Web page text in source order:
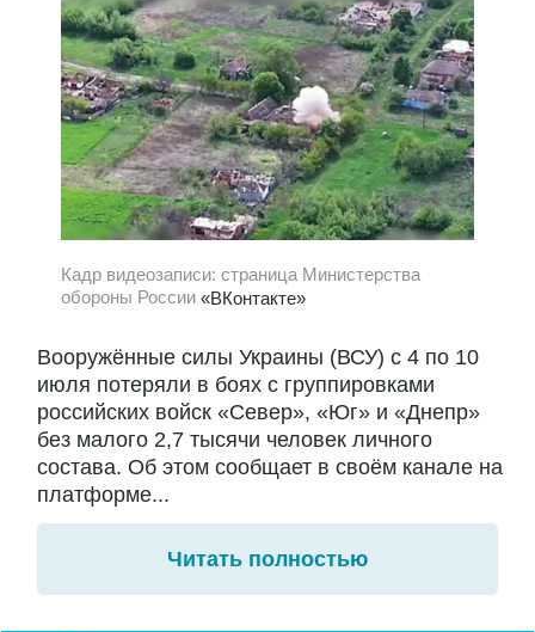
Кадр видеозаписи: страница Министерства
обороны России «ВКонтакте»
Вооружённые силы Украины (ВСУ) с 4 по 10
июля потеряли в боях с группировками
российских войск «Север», «Юг» и «Днепр»
без малого 2,7 тысячи человек личного
состава. Об этом сообщает в своём канале на
платформе...
Читать полностью